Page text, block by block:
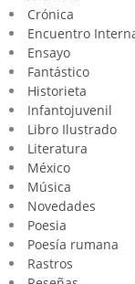
Crónica
Encuentro
Ensayo
Fantástico
Historieta
Infantojuvenil
Libro Ilustrado
Literatura
México
Música
Novedades
Poesia
Poesía rumana
Rastros